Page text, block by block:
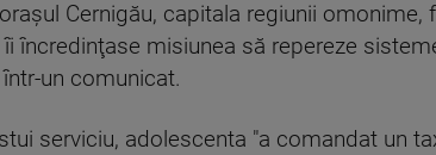
Cernigău, capitala regiunii
îi încredinţase misiunea să repereze
un comunicat.
serviciu, adolescenta "a comandat un